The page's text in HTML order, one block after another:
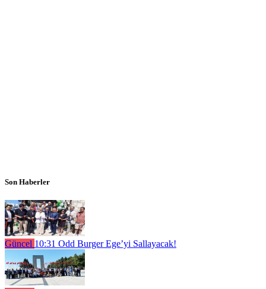
Son Haberler
Güncel 10:31 Odd Burger Ege’yi Sallayacak!